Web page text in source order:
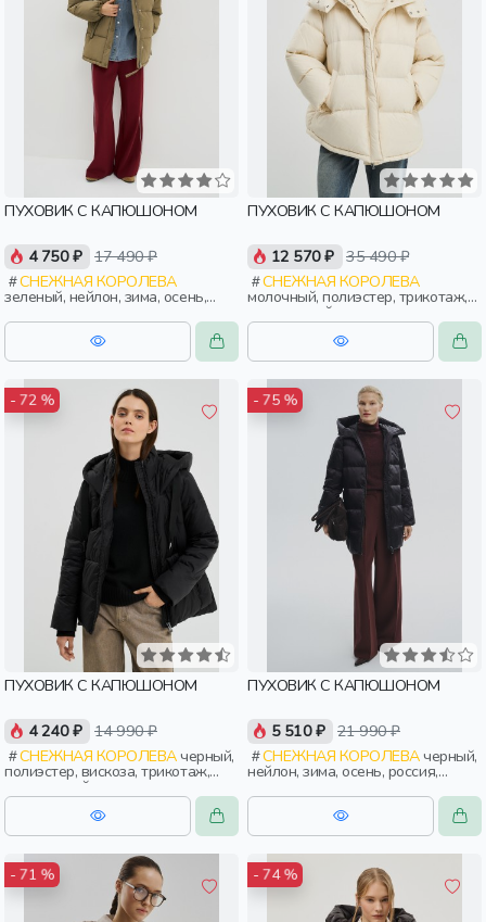
ПУХОВИК С КАПЮШОНОМ
4 750 ₽ 17 490 ₽
СНЕЖНАЯ КОРОЛЕВА
зеленый, нейлон, зима, осень,
застежка, утепленные, стеганые,
кнопки, прорези, карман,
воротник, объемные, воротник-
ПУХОВИК С КАПЮШОНОМ
12 570 ₽ 35 490 ₽
СНЕЖНАЯ КОРОЛЕВА
молочный, полиэстер, трикотаж,
эластан, нейлон, зима, осень,
россия, капюшон, застежка,
утепленные, стеганые, кнопки,
прорези, карман, воротник,
женщины, взрослые
- 72 %
ПУХОВИК С КАПЮШОНОМ
4 240 ₽ 14 990 ₽
СНЕЖНАЯ КОРОЛЕВАчерный,
полиэстер, вискоза, трикотаж,
эластан, нейлон, зима, осень,
россия, прямые, капюшон,
застежка, утепленные, воротник,
воротник-стойка, женщины,
- 75 %
ПУХОВИК С КАПЮШОНОМ
5 510 ₽ 21 990 ₽
СНЕЖНАЯ КОРОЛЕВАчерный,
нейлон, зима, осень, россия,
прямые, капюшон, застежка,
утепленные, стеганые, прорези,
карман, женщины, взрослые
- 71 % - 74 %